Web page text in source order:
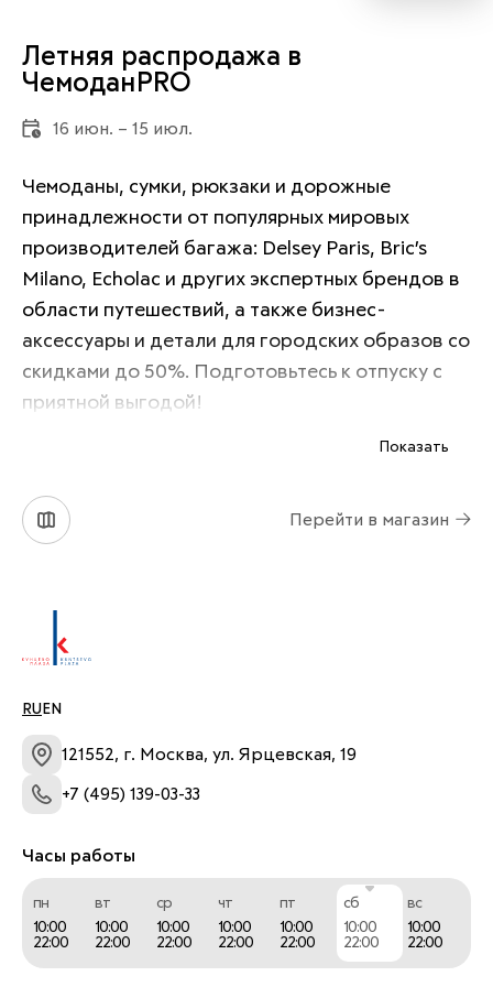
Летняя распродажа в
ЧемоданPRO
16 июн. – 15 июл.
Чемоданы, сумки, рюкзаки и дорожные
принадлежности от популярных мировых
производителей багажа: Delsey Paris, Bric’s
Milano, Echolac и других экспертных брендов в
области путешествий, а также бизнес-
аксессуары и детали для городских образов со
скидками до 50%. Подготовьтесь к отпуску с
приятной выгодой!
Показать
Перейти в магазин
RU EN
121552, г. Москва, ул. Ярцевская, 19
+7 (495) 139-03-33
Часы работы
пн
10:00
22:00
вт
10:00
22:00
ср
10:00
22:00
чт
10:00
22:00
пт
10:00
22:00
сб
10:00
22:00
вс
10:00
22:00